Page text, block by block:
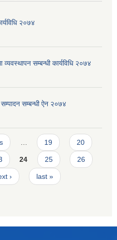
२०७४
सम्बन्धी कार्यविधि २०७४
सम्पादन सम्बन्धी ऐन २०७४
19 20
24 25 26
› last »